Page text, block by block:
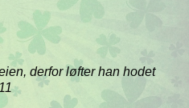
derfor løfter han hodet